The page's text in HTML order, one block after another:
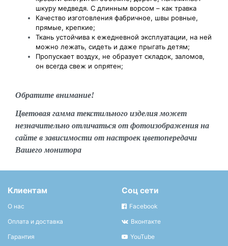
шкуру медведя. С длинным ворсом – как травка
Качество изготовления фабричное, швы ровные,
прямые, крепкие;
Ткань устойчива к ежедневной эксплуатации, на ней
можно лежать, сидеть и даже прыгать детям;
Пропускает воздух, не образует складок, заломов,
он всегда свеж и опрятен;
Обратите внимание!
Цветовая гамма текстильного изделия может
незначительно отличаться от фотоизображения на
сайте в зависимости от настроек цветопередачи
Вашего монитора
Клиентам
О нас
Оплата и доставка
Гарантия
Соц сети
Facebook
Вконтакте
YouTube